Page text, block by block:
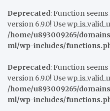
Deprecated: Function
version 6.9.0! Use
/home/u893009265/
ml/wp-includes/
Deprecated: Function
version 6.9.0! Use
/home/u893009265/
ml/wp-includes/